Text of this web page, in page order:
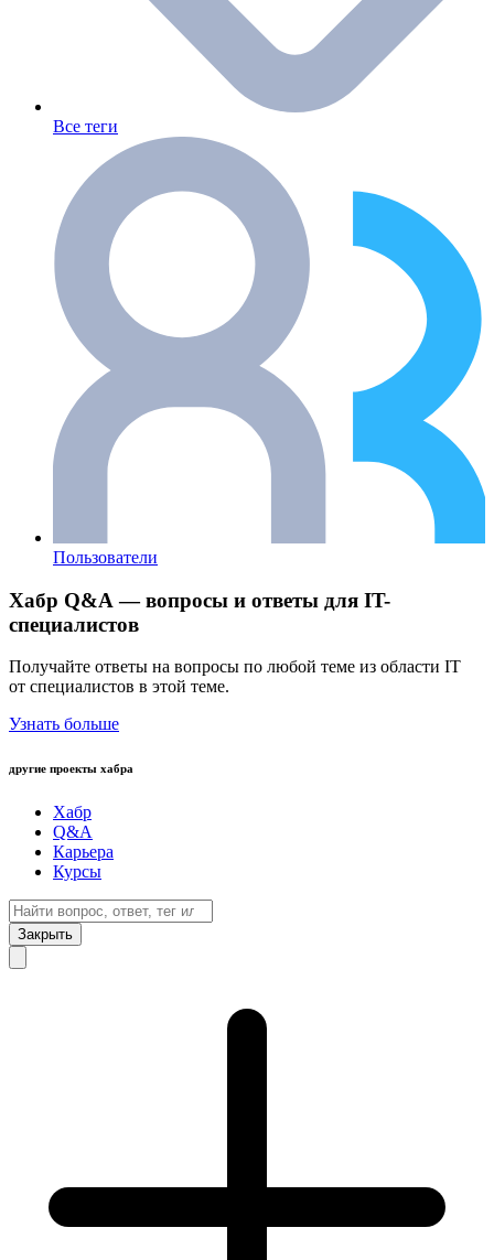
Все теги
Пользователи
Хабр Q&A — вопросы и ответы для IT-
специалистов
Получайте ответы на вопросы по любой теме из области IT
от специалистов в этой теме.
Узнать больше
другие проекты хабра
Хабр
Q&A
Карьера
Курсы
Закрыть